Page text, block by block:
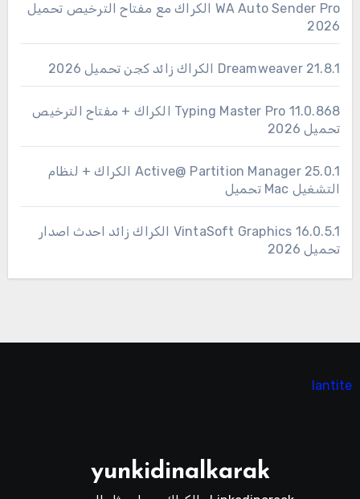
WA Auto Sender Pro الكراك مع مفتاح الترخيص تحميل
2026
Dreamweaver 21.8.1 الكراك زائد كجن تحميل 2026
11.0.868 Typing Master Pro الكراك + مفتاح الترخيص
تحميل 2026
25.0.1 Active@ Partition Manager الكراك + لنظام
التشغيل Mac تحميل
16.0.5.1 VintaSoft Graphics الكراك زائد احدث اصدار
تحميل 2026
lantite
yunkidinalkarak